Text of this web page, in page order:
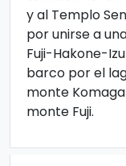
y al Templo
por unirse a
Fuji-Hakone-
barco por el
monte
monte Fuji.